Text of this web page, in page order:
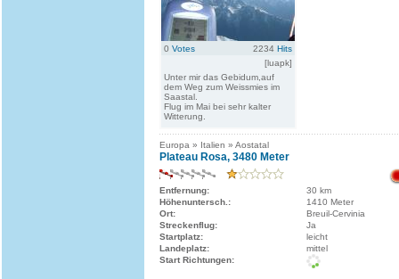
0 Votes 2234 Hits
[luapk]
Unter mir das Gebidum,auf
dem Weg zum Weissmies im
Saastal.
Flug im Mai bei sehr kalter
Witterung.
Europa » Italien » Aostatal
Plateau Rosa, 3480 Meter
Entfernung:
30 km
Höhenuntersch.:
1410 Meter
Ort:
Breuil-Cervinia
Streckenflug:
Ja
Startplatz:
leicht
Landeplatz:
mittel
Start Richtungen: